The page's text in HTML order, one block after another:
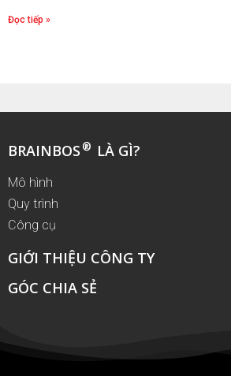
Đọc tiếp »
BRAINBOS ® LÀ GÌ?
Mô hình
Quy trình
Công cụ
GIỚI THIỆU CÔNG TY
GÓC CHIA SẺ